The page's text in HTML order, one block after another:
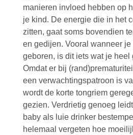
manieren invloed hebben op
je kind. De energie die in het
zitten, gaat soms bovendien
en gedijen. Vooral wanneer
geboren, is dit iets wat je heel
Omdat er bij
een verwachtingspatroon is
wordt de korte tongriem
gezien. Verdrietig genoeg
baby als luie drinker
helemaal vergeten hoe